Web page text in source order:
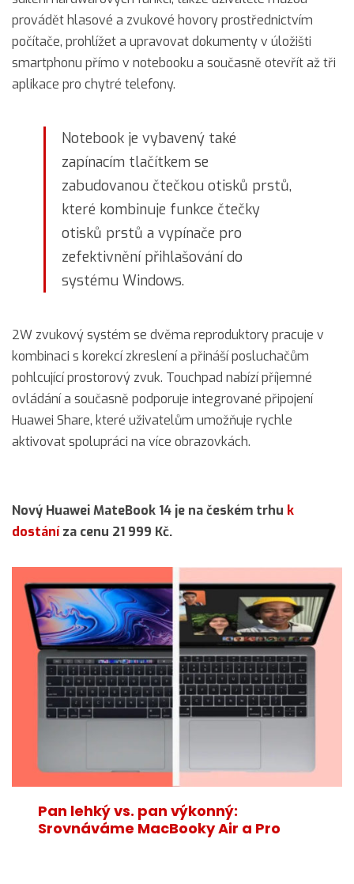
provádět hlasové a zvukové hovory prostřednictvím
počítače, prohlížet a upravovat dokumenty v úložišti
smartphonu přímo v notebooku a současně otevřít až tři
aplikace pro chytré telefony.
Notebook je vybavený také
zapínacím tlačítkem se
zabudovanou čtečkou otisků prstů,
které kombinuje funkce čtečky
otisků prstů a vypínače pro
zefektivnění přihlašování do
systému Windows.
2W zvukový systém se dvěma reproduktory pracuje v
kombinaci s korekcí zkreslení a přináší posluchačům
pohlcující prostorový zvuk. Touchpad nabízí příjemné
ovládání a současně podporuje integrované připojení
Huawei Share, které uživatelům umožňuje rychle
aktivovat spolupráci na více obrazovkách.
Nový Huawei MateBook 14 je na českém trhu k
dostáníza cenu 21 999 Kč.
Pan lehký vs. pan výkonný:
Srovnáváme MacBooky Air a Pro